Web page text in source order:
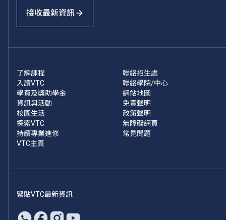
接收最新資訊
了解課程
入讀VTC
學費及獎助學金
資訊與活動
校園生活
探索VTC
持續專業進修
VTC主頁
聯絡招生處
聯絡學院/中心
網站地圖
免責聲明
政策聲明
無障礙網頁
常見問題
緊貼VTC最新資訊